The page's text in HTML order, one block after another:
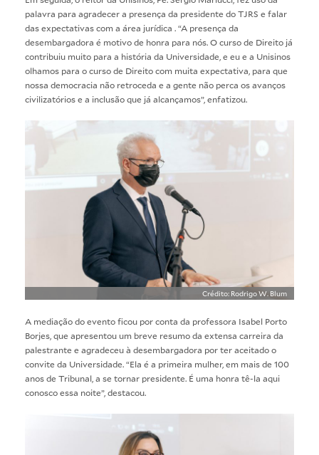
palavra para agradecer a presença da presidente do TJRS e falar
das expectativas com a área jurídica . “A presença da
desembargadora é motivo de honra para nós. O curso de Direito já
contribuiu muito para a história da Universidade, e eu e a Unisinos
olhamos para o curso de Direito com muita expectativa, para que
nossa democracia não retroceda e a gente não perca os avanços
civilizatórios e a inclusão que já alcançamos”, enfatizou.
Crédito: Rodrigo W. Blum
A mediação do evento ficou por conta da professora Isabel Porto
Borjes, que apresentou um breve resumo da extensa carreira da
palestrante e agradeceu à desembargadora por ter aceitado o
convite da Universidade. “Ela é a primeira mulher, em mais de 100
anos de Tribunal, a se tornar presidente. É uma honra tê-la aqui
conosco essa noite”, destacou.